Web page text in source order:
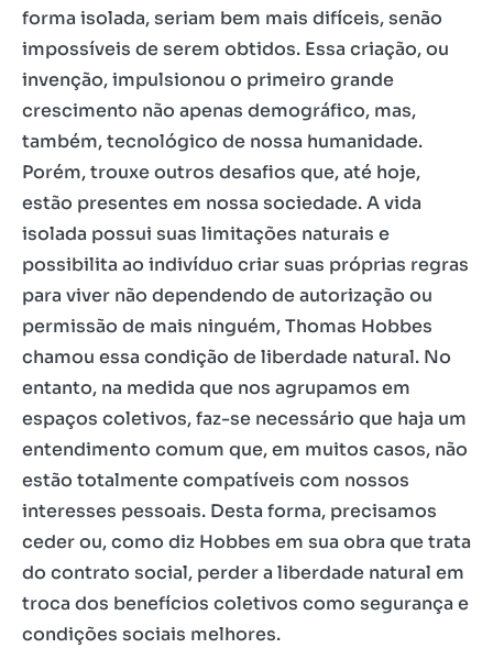
forma isolada, seriam bem mais difíceis, senão
impossíveis de serem obtidos. Essa criação, ou
invenção, impulsionou o primeiro grande
crescimento não apenas demográfico, mas,
também, tecnológico de nossa humanidade.
Porém, trouxe outros desafios que, até hoje,
estão presentes em nossa sociedade. A vida
isolada possui suas limitações naturais e
possibilita ao indivíduo criar suas próprias regras
para viver não dependendo de autorização ou
permissão de mais ninguém, Thomas Hobbes
chamou essa condição de liberdade natural. No
entanto, na medida que nos agrupamos em
espaços coletivos, faz-se necessário que haja um
entendimento comum que, em muitos casos, não
estão totalmente compatíveis com nossos
interesses pessoais. Desta forma, precisamos
ceder ou, como diz Hobbes em sua obra que trata
do contrato social, perder a liberdade natural em
troca dos benefícios coletivos como segurança e
condições sociais melhores.